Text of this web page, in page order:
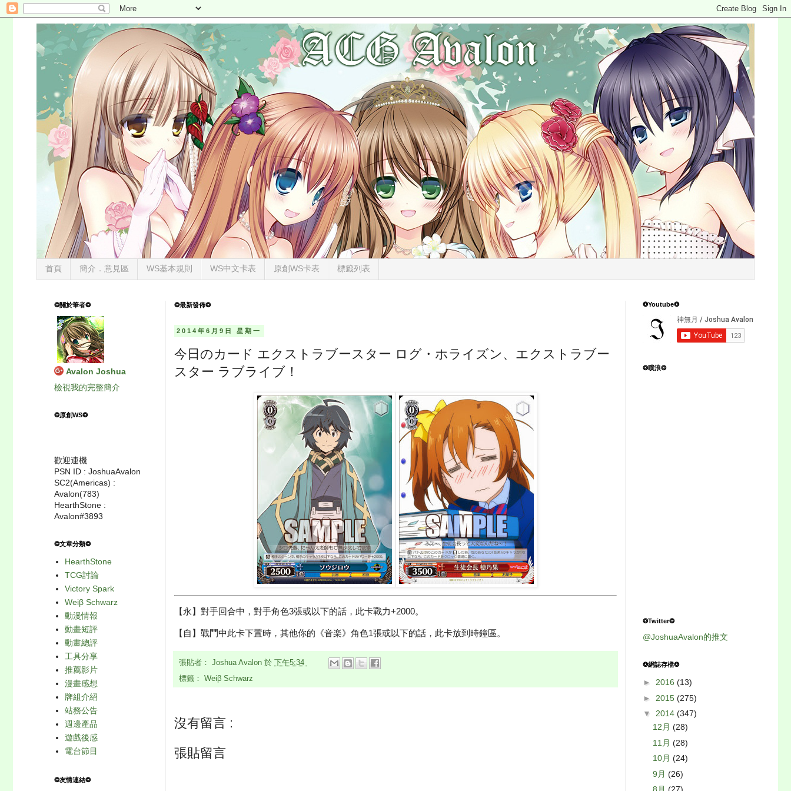
首頁 簡介．意見區 WS基本規則 WS中文卡表 原創WS卡表 標籤列表
❂最新發佈❂
2014年6月9日 星期一
今日のカード エクストラブースター ログ・ホライズン、エクストラブー
スター ラブライブ！
【永】對手回合中，對手角色3張或以下的話，此卡戰力+2000。
【自】戰鬥中此卡下置時，其他你的《音楽》角色1張或以下的話，此卡放到時鐘區。
張貼者： Joshua Avalon 於
下午5:34
標籤： Weiβ Schwarz
沒有留言 :
張貼留言
❂關於筆者❂
Avalon Joshua
檢視我的完整簡介
❂原創WS❂
歡迎連機
PSN ID : JoshuaAvalon
SC2(Americas) :
Avalon(783)
HearthStone :
Avalon#3893
❂文章分類❂
HearthStone
TCG討論
Victory Spark
Weiβ Schwarz
動漫情報
動畫短評
動畫總評
工具分享
推薦影片
漫畫感想
牌組介紹
站務公告
週邊產品
遊戲後感
電台節目
❂友情連結❂
❂Youtube❂
❂噗浪❂
❂Twitter❂
@JoshuaAvalon的推文
❂網誌存檔❂
► 2016 (13)
► 2015 (275)
▼ 2014 (347)
12月 (28)
11月 (28)
10月 (24)
9月 (26)